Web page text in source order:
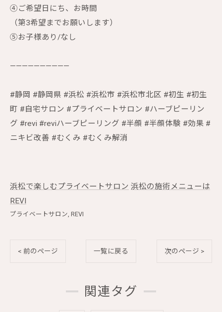
④ご希望日にち、お時間
（第3希望までお願いします）
⑤お子様あり/なし
——————————
#静岡 #静岡県 #浜松 #浜松市 #浜松市北区 #初生 #初生
町 #自宅サロン #プライベートサロン #ハーブピーリン
グ #revi #reviハーブピーリング #半顔 #半顔体験 #効果 #
ニキビ改善 #むくみ #むくみ解消
浜松で楽しむプライベートサロン 浜松の施術メニューは
REVI
プライベートサロン REVI
< 前のページ 一覧に戻る 次のページ >
関連タグ